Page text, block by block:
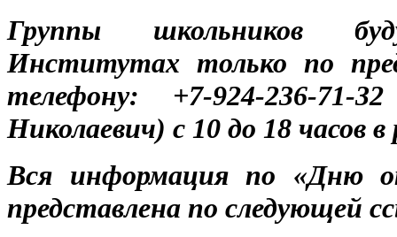
Группы школьников
Институтах только по
телефону: +7-924-236-71-
Николаевич) с 10 до 18 часов
Вся информация по «Дню
представлена по следующей